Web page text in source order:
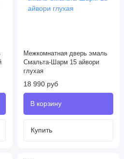
Межкомнатная дверь эмаль
Смальта-Шарм 15 айвори
глухая
18 990 руб